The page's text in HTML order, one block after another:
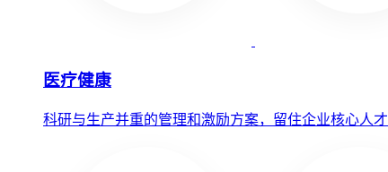
医疗健康
科研与生产并重的管理和激励方案，留住企业核心人才